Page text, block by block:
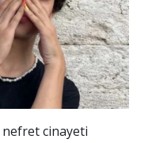
cinayeti